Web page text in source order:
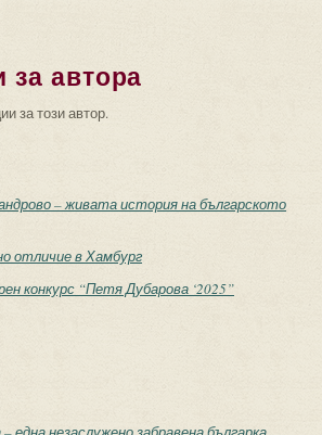
за автора
за този автор.
– живата история на българското
отличие в Хамбург
конкурс “Петя Дубарова ‘2025”